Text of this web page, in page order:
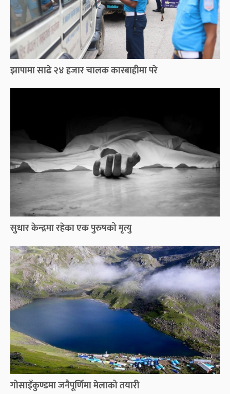
झापामा साढे २४ हजार चालक कारबाहीमा परे
सुधार केन्द्रमा रहेका एक पुरुषको मृत्यु
गोसाइँकुण्डमा जनैपूर्णिमा मेलाको तयारी